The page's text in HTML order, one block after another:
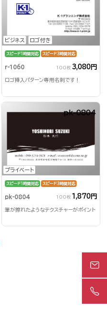
ビジネス ロゴ付き
スピード1時間対応 スピード3時間対応
r-1060 100枚 3,080円
ロゴ挿入パターン専用名刺です！
プライベート
pk-0804
スピード1時間対応 スピード3時間対応
pk-0804 100枚 1,870円
筆が擦れたようなテクスチャーがポイント